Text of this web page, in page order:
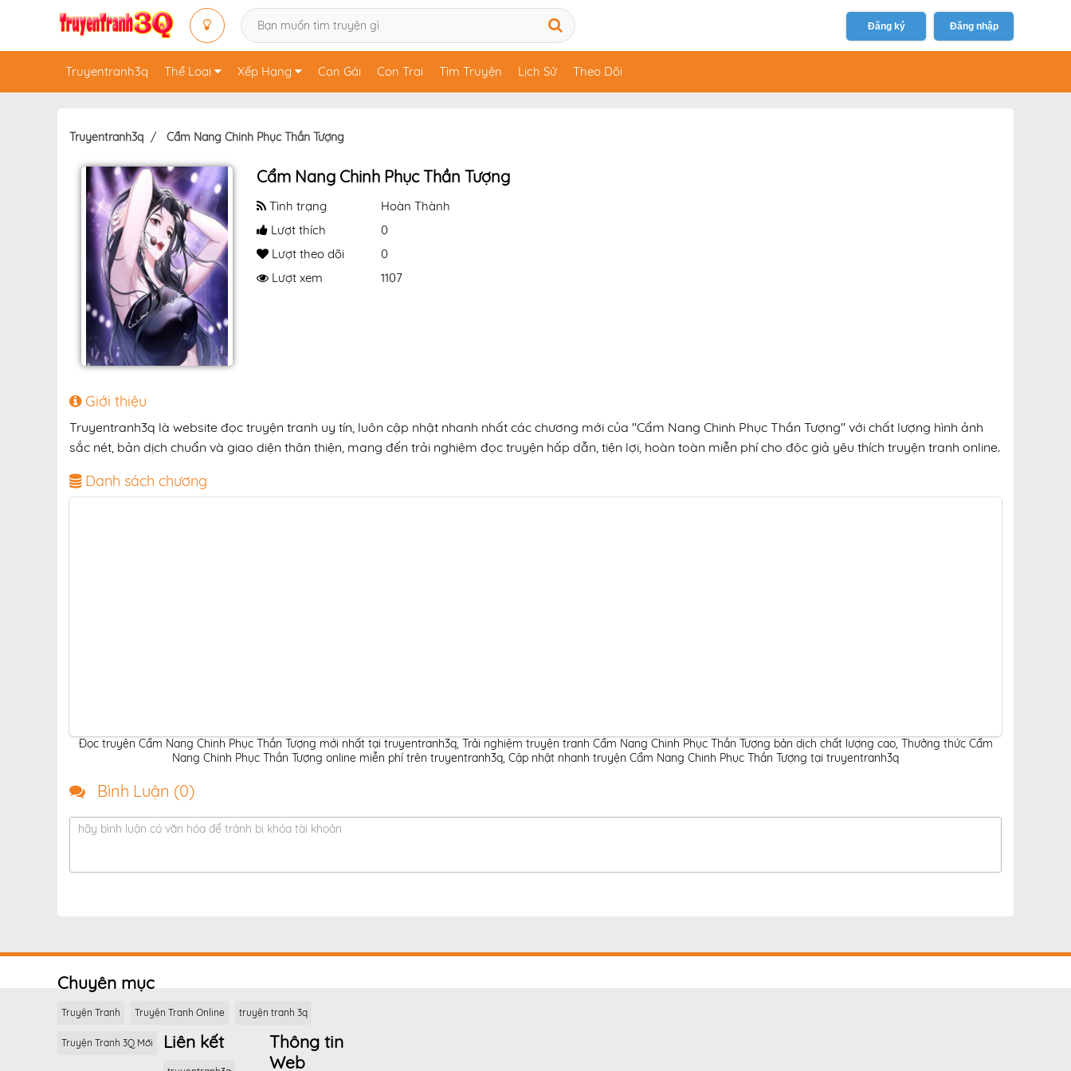
Đăng ký Đăng nhập
Truyentranh3q Thể Loại Xếp Hạng Con Gái Con Trai Tìm Truyện Lịch Sử Theo Dõi
Truyentranh3q Cẩm Nang Chinh Phục Thần Tượng
Cẩm Nang Chinh Phục Thần Tượng
Tình trạng
Hoàn Thành
Lượt thích
0
Lượt theo dõi
0
Lượt xem
1107
Giới thiệu
Truyentranh3q là website đọc truyện tranh uy tín, luôn cập nhật nhanh nhất các chương mới của "Cẩm Nang Chinh Phục Thần Tượng" với chất lượng hình ảnh
sắc nét, bản dịch chuẩn và giao diện thân thiện, mang đến trải nghiệm đọc truyện hấp dẫn, tiện lợi, hoàn toàn miễn phí cho độc giả yêu thích truyện tranh online.
Danh sách chương
Đọc truyện Cẩm Nang Chinh Phục Thần Tượng mới nhất tại truyentranh3q, Trải nghiệm truyện tranh Cẩm Nang Chinh Phục Thần Tượng bản dịch chất lượng cao, Thưởng thức Cẩm
Nang Chinh Phục Thần Tượng online miễn phí trên truyentranh3q, Cập nhật nhanh truyện Cẩm Nang Chinh Phục Thần Tượng tại truyentranh3q
Bình Luận (0)
hãy bình luận có văn hóa để tránh bị khóa tài khoản
Chuyên mục
Truyện Tranh Truyện Tranh Online truyện tranh 3q
Truyện Tranh 3Q Mới Liên kết
Thông tin
Web